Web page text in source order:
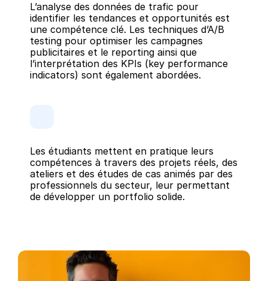
L’analyse des données de trafic pour
identifier les tendances et opportunités est
une compétence clé. Les techniques d’A/B
testing pour optimiser les campagnes
publicitaires et le reporting ainsi que
l’interprétation des KPIs (key performance
indicators) sont également abordées.
Les étudiants mettent en pratique leurs
compétences à travers des projets réels, des
ateliers et des études de cas animés par des
professionnels du secteur, leur permettant
de développer un portfolio solide.